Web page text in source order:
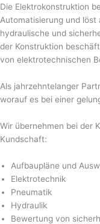
Die Elektrokonstruktion
Automatisierung und
hydraulische und
der Konstruktion
von elektrotechnischen
Als jahrzehntelanger
worauf es bei einer
Wir übernehmen bei der
Kundschaft:
Aufbaupläne und
Elektrotechnik
Pneumatik
Hydraulik
Bewertung von